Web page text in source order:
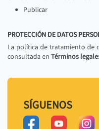
Publicar
PROTECCIÓN DE DATOS
La política de tratamiento de
consultada en Términos
SÍGUENOS